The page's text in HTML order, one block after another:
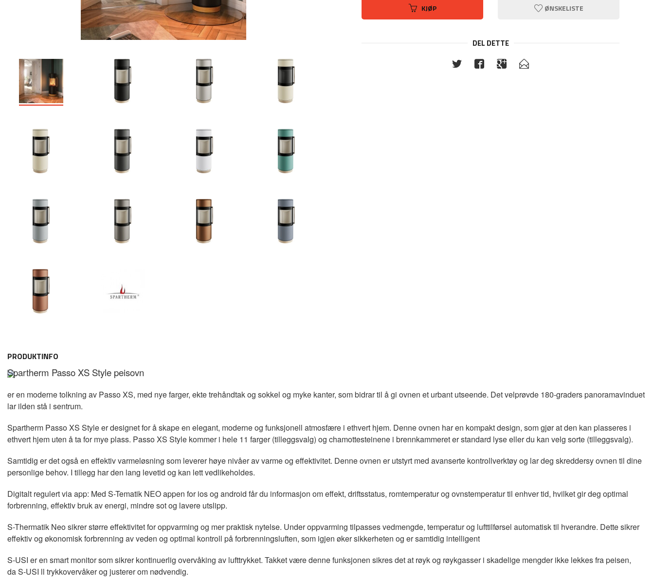
KJØP ØNSKELISTE
DEL DETTE
PRODUKTINFO
Spartherm Passo XS Style peisovn
er en moderne tolkning av Passo XS, med nye farger, ekte trehåndtak og sokkel og myke kanter, som bidrar til å gi ovnen et urbant utseende. Det velprøvde 180-graders panoramavinduet
lar ilden stå i sentrum.
Spartherm Passo XS Style er designet for å skape en elegant, moderne og funksjonell atmosfære i ethvert hjem. Denne ovnen har en kompakt design, som gjør at den kan plasseres i
ethvert hjem uten å ta for mye plass. Passo XS Style kommer i hele 11 farger (tilleggsvalg) og chamottesteinene i brennkammeret er standard lyse eller du kan velg sorte (tilleggsvalg).
Samtidig er det også en effektiv varmeløsning som leverer høye nivåer av varme og effektivitet. Denne ovnen er utstyrt med avanserte kontrollverktøy og lar deg skreddersy ovnen til dine
personlige behov. I tillegg har den lang levetid og kan lett vedlikeholdes.
Digitalt regulert via app: Med S-Tematik NEO appen for ios og android får du informasjon om effekt, driftsstatus, romtemperatur og ovnstemperatur til enhver tid, hvilket gir deg optimal
forbrenning, effektiv bruk av energi, mindre sot og lavere utslipp.
S-Thermatik Neo sikrer større effektivitet for oppvarming og mer praktisk nytelse. Under oppvarming tilpasses vedmengde, temperatur og lufttilførsel automatisk til hverandre. Dette sikrer
effektiv og økonomisk forbrenning av veden og optimal kontroll på forbrenningsluften, som igjen øker sikkerheten og er samtidig intelligent
S-USI er en smart monitor som sikrer kontinuerlig overvåking av lufttrykket. Takket være denne funksjonen sikres det at røyk og røykgasser i skadelige mengder ikke lekkes fra peisen,
da S-USI ll trykkovervåker og justerer om nødvendig.